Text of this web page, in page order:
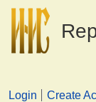
Login
Create